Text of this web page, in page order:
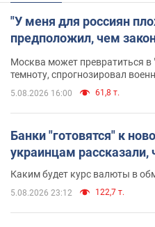
"У меня для россиян
предположил, чем
Москва может превратиться в
темноту, спрогнозировал
5.08.2026 16:00 61,8 т.
Банки "готовятся" к
украинцам рассказали,
Каким будет курс валюты в
5.08.2026 23:12 122,7 т.